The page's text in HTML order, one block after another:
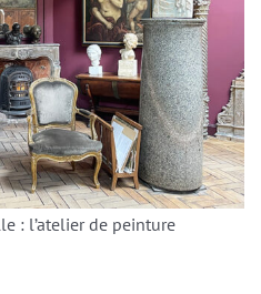
: l’atelier de peinture